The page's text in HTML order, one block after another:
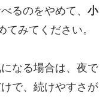
るのをやめて、 小
てみてください。
なる場合は、夜で
で、続けやすさが